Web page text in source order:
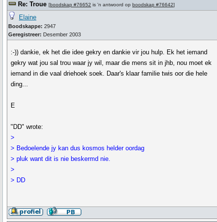
Re: Troue [boodskap #76652 is 'n antwoord op boodskap #76642]
Elaine
Boodskappe: 2947
Geregistreer: Desember 2003
:-)) dankie, ek het die idee gekry en dankie vir jou hulp. Ek het iemand
gekry wat jou sal trou waar jy wil, maar die mens sit in jhb, nou moet ek
iemand in die vaal driehoek soek. Daar's klaar familie twis oor die hele
ding...
E
"DD" wrote:
>
> Bedoelende jy kan dus kosmos helder oordag
> pluk want dit is nie beskermd nie.
>
> DD